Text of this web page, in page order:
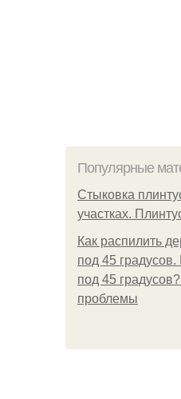
Популярные
Стыковка
участках.
Как распилить
под 45 градусов.
под 45
проблемы